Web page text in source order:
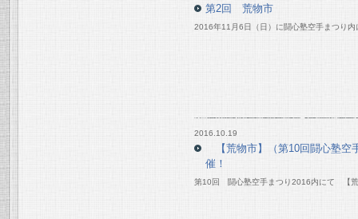
第2回 荒物市
2016年11月6日（日）に闘心塾空手まつり内
2016.10.19
【荒物市】（第10回闘心塾空
催！
第10回 闘心塾空手まつり2016内にて 【荒